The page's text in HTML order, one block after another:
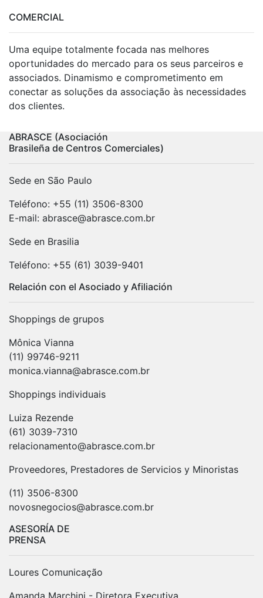
COMERCIAL
Uma equipe totalmente focada nas melhores
oportunidades do mercado para os seus parceiros e
associados. Dinamismo e comprometimento em
conectar as soluções da associação às necessidades
dos clientes.
ABRASCE (Asociación
Brasileña de Centros Comerciales)
Sede en São Paulo
Teléfono: +55 (11) 3506-8300
E-mail: abrasce@abrasce.com.br
Sede en Brasilia
Teléfono: +55 (61) 3039-9401
Relación con el Asociado y Afiliación
Shoppings de grupos
Mônica Vianna
(11) 99746-9211
monica.vianna@abrasce.com.br
Shoppings individuais
Luiza Rezende
(61) 3039-7310
relacionamento@abrasce.com.br
Proveedores, Prestadores de Servicios y Minoristas
(11) 3506-8300
novosnegocios@abrasce.com.br
ASESORÍA DE
PRENSA
Loures Comunicação
Amanda Marchini - Diretora Executiva